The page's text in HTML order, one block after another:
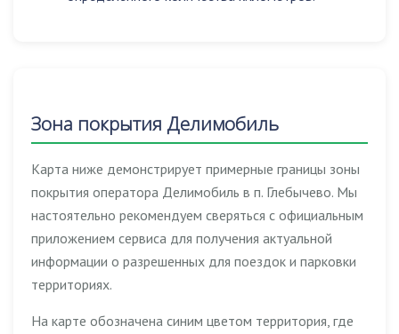
Зона покрытия Делимобиль
Карта ниже демонстрирует примерные границы зоны
покрытия оператора Делимобиль в п. Глебычево. Мы
настоятельно рекомендуем сверяться с официальным
приложением сервиса для получения актуальной
информации о разрешенных для поездок и парковки
территориях.
На карте обозначена синим цветом территория, где